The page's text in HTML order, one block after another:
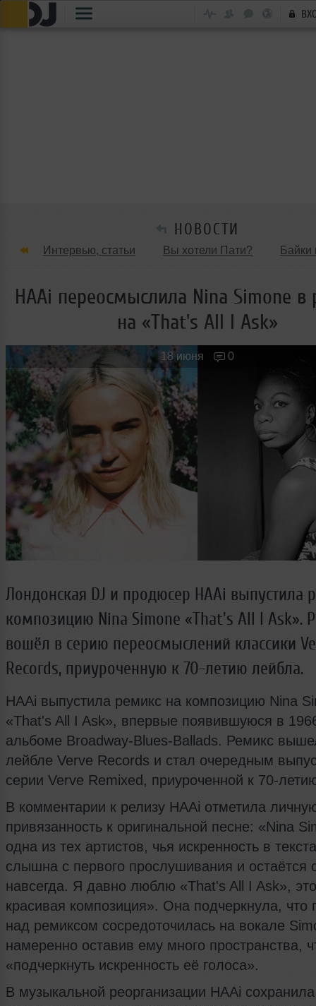
НОВОСТИ
Интервью, статьи Вы хотели Пати? Байки
Танцевальные стили Обзоры Вечеринок и
Мужчина & Женщина
HAAi переосмыслила Nina Simone в
на «That's All I Ask»
18 июня 0
Лондонская DJ и продюсер HAAi выпустила
композицию Nina Simone «That's All I Ask».
вошёл в серию переосмыслений классики
Records, приуроченную к 70-летию лейбла.
HAAi выпустила ремикс на композицию Nina
«That's All I Ask», впервые появившуюся в
альбоме Broadway-Blues-Ballads. Ремикс
лейбле Verve Records и стал очередным
серии Verve Remixed, приуроченной к 70-
В комментарии к релизу HAAi отметила
привязанность к оригинальной песне: «Nina
одна из тех артистов, чья искренность в
слышна с первого прослушивания и остаётся
навсегда. Я давно люблю «That's All I Ask»,
красивая композиция». Она подчеркнула, что
над ремиксом сосредоточилась на вокале
намеренно оставив ему много пространства,
«подчеркнуть искренность её голоса».
В музыкальной реорганизации HAAi сохранила